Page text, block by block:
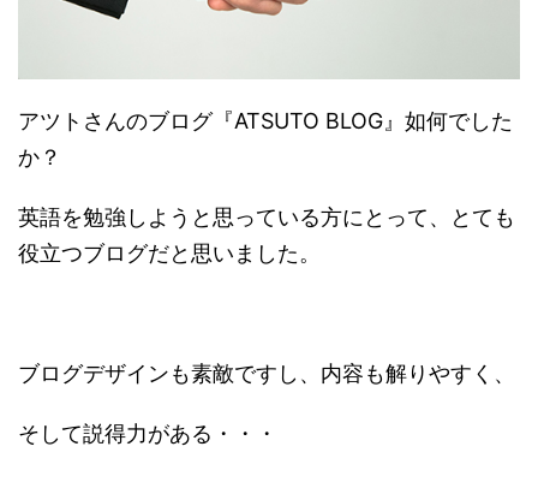
アツトさんのブログ『ATSUTO BLOG』如何でした
か？
英語を勉強しようと思っている方にとって、とても
役立つブログだと思いました。
ブログデザインも素敵ですし、内容も解りやすく、
そして説得力がある・・・